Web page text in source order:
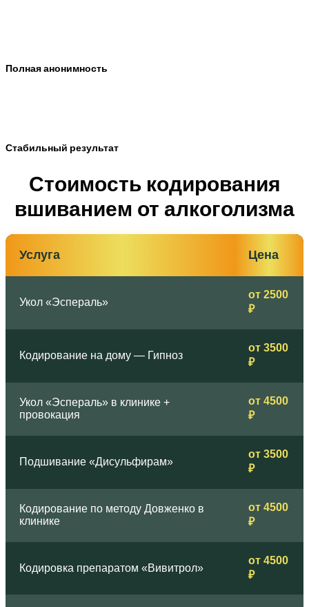
Полная анонимность
Стабильный результат
Стоимость кодирования
вшиванием от алкоголизма
Услуга Цена
Укол «Эспераль»
от 2500
₽
Кодирование на дому — Гипноз
от 3500
₽
Укол «Эспераль» в клинике +
провокация
от 4500
₽
Подшивание «Дисульфирам»
от 3500
₽
Кодирование по методу Довженко в
клинике
от 4500
₽
Кодировка препаратом «Вивитрол»
от 4500
₽